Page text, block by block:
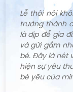
Lễ thôi nôi
trưởng thành
là dịp để gia
và gửi gắm
bé. Đây là nét
hiện sự yêu
bé yêu của